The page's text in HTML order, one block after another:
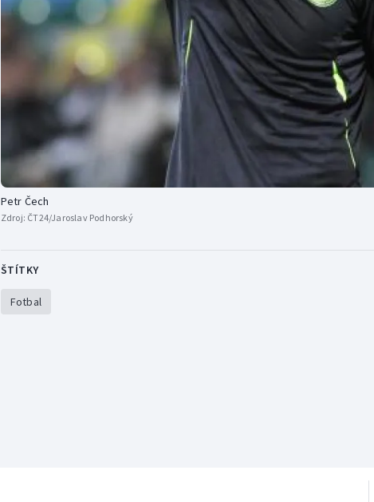
Petr Čech
Zdroj: ČT24/Jaroslav Podhorský
ŠTÍTKY
Fotbal